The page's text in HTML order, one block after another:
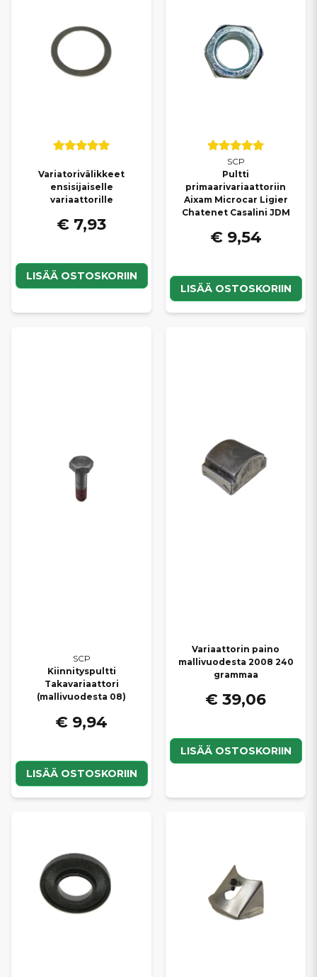
Variatorivälikkeet
ensisijaiselle
variaattorille
€ 7,93
LISÄÄ OSTOSKORIIN
SCP
Pultti
primaarivariaattoriin
Aixam Microcar Ligier
Chatenet Casalini JDM
€ 9,54
LISÄÄ OSTOSKORIIN
SCP
Kiinnityspultti
Takavariaattori
(mallivuodesta 08)
€ 9,94
LISÄÄ OSTOSKORIIN
Variaattorin paino
mallivuodesta 2008 240
grammaa
€ 39,06
LISÄÄ OSTOSKORIIN